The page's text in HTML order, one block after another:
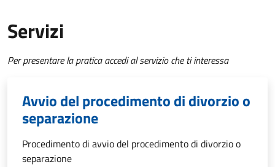
Servizi
Per presentare la pratica accedi al servizio che ti interessa
Avvio del procedimento di divorzio o
separazione
Procedimento di avvio del procedimento di divorzio o
separazione